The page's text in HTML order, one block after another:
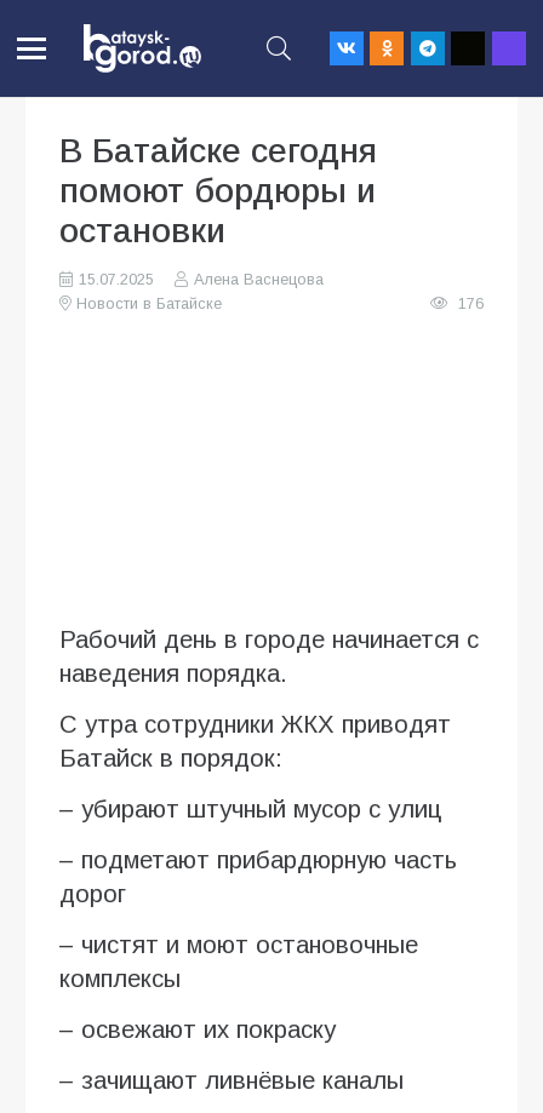
В Батайске сегодня
помоют бордюры и
остановки
15.07.2025
Алена Васнецова
Новости в Батайске
176
Рабочий день в городе начинается с
наведения порядка.
С утра сотрудники ЖКХ приводят
Батайск в порядок:
– убирают штучный мусор с улиц
– подметают прибардюрную часть
дорог
– чистят и моют остановочные
комплексы
– освежают их покраску
– зачищают ливнёвые каналы